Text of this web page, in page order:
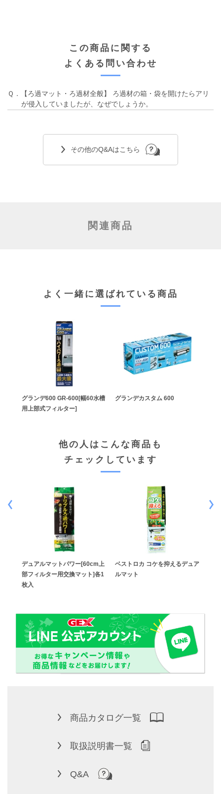
この商品に関する
よくある問い合わせ
Ｑ．【ろ過マット・ろ過材全般】 ろ過材の箱・袋を開けたらアリ
が侵入していましたが、なぜでしょうか。
その他のQ&Aはこちら
関連商品
よく一緒に選ばれている商品
グランデ600 GR-600[幅60水槽
用上部式フィルター]
グランデカスタム 600
他の人はこんな商品も
チェックしています
デュアルマットパワー[60cm上
部フィルター用交換マット]各1
枚入
ベストロカ コケを抑えるデュア
ルマット
商品カタログ一覧
取扱説明書一覧
Q&A